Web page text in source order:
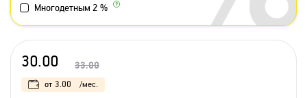
Многодетным 2 %
30.00 33.00
от 3.00 /мес.